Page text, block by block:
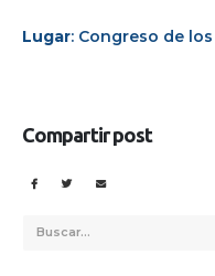
Lugar: Congreso de
Compartir post